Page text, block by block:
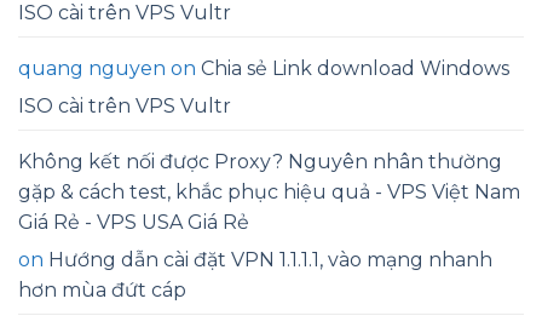
ISO cài trên VPS Vultr
quang nguyen on Chia sẻ Link download Windows
ISO cài trên VPS Vultr
Không kết nối được Proxy? Nguyên nhân thường
gặp & cách test, khắc phục hiệu quả - VPS Việt Nam
Giá Rẻ - VPS USA Giá Rẻ
on Hướng dẫn cài đặt VPN 1.1.1.1, vào mạng nhanh
hơn mùa đứt cáp